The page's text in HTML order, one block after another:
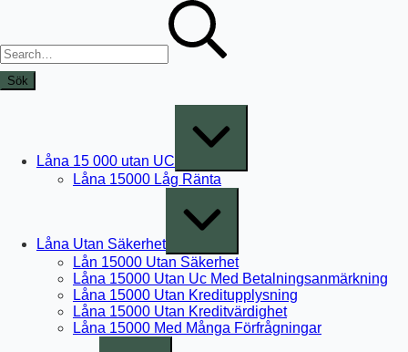
Låna 15 000 utan UC
Låna 15000 Låg Ränta
Låna Utan Säkerhet
Lån 15000 Utan Säkerhet
Låna 15000 Utan Uc Med Betalningsanmärkning
Låna 15000 Utan Kreditupplysning
Låna 15000 Utan Kreditvärdighet
Låna 15000 Med Många Förfrågningar